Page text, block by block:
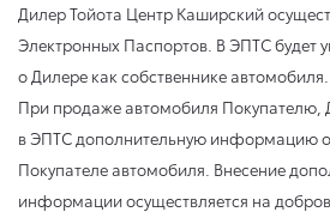
Дилер Тойота Центр Каширский
Электронных Паспортов. В ЭПТС будет
о Дилере как собственнике автомобиля.
При продаже автомобиля Покупателю,
в ЭПТС дополнительную информацию
Покупателе автомобиля. Внесение
информации осуществляется на